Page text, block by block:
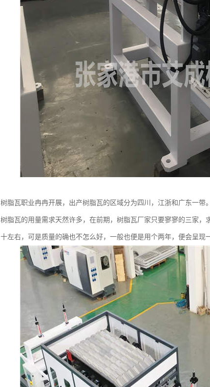
树脂瓦职业冉冉开展，出产树脂瓦的区域分为四川，江浙和广东一带
树脂瓦的用量需求天然许多，在前期，树脂瓦厂家只要寥寥的三家
十左右，可是质量的确也不怎么好，一般也便是用个两年，便会呈现